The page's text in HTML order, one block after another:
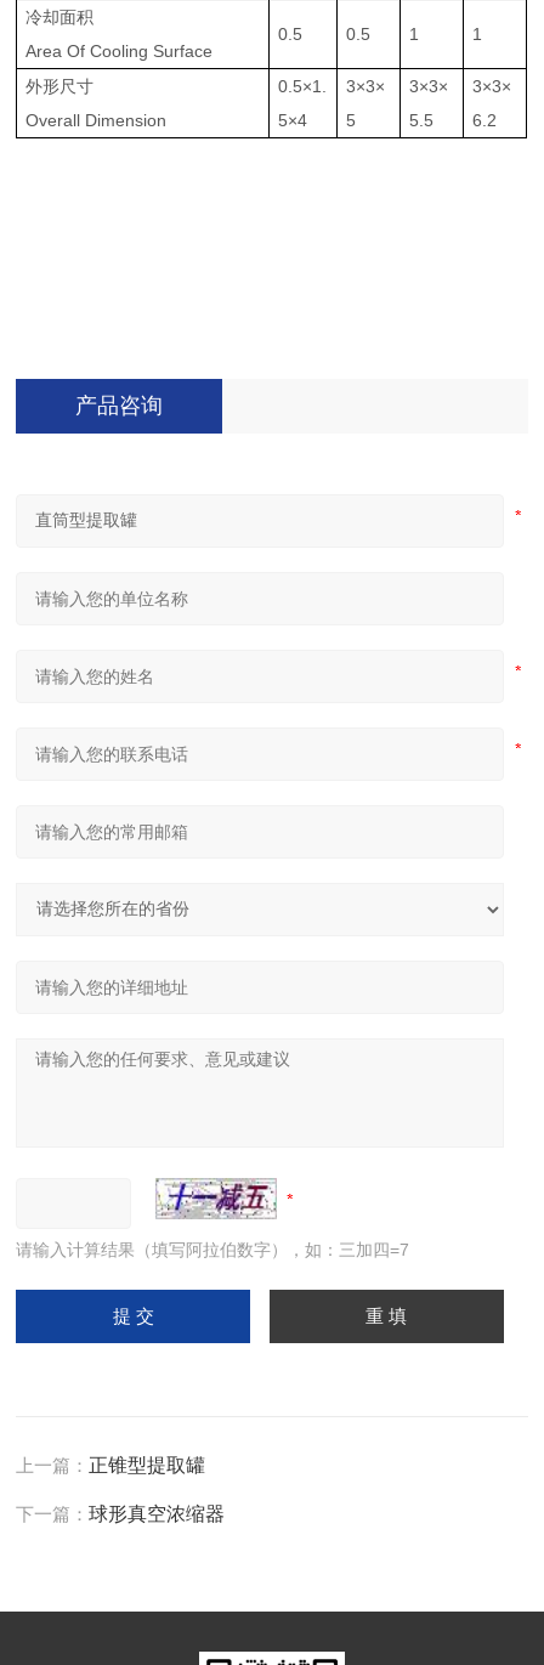
冷却面积
Area Of Cooling Surface
0.5 0.5 1 1
外形尺寸
Overall Dimension
0.5×1.
5×4
3×3×
5
3×3×
5.5
3×3×
6.2
产品咨询
请输入计算结果（填写阿拉伯数字），如：三加四=7
上一篇： 正锥型提取罐
下一篇：球形真空浓缩器